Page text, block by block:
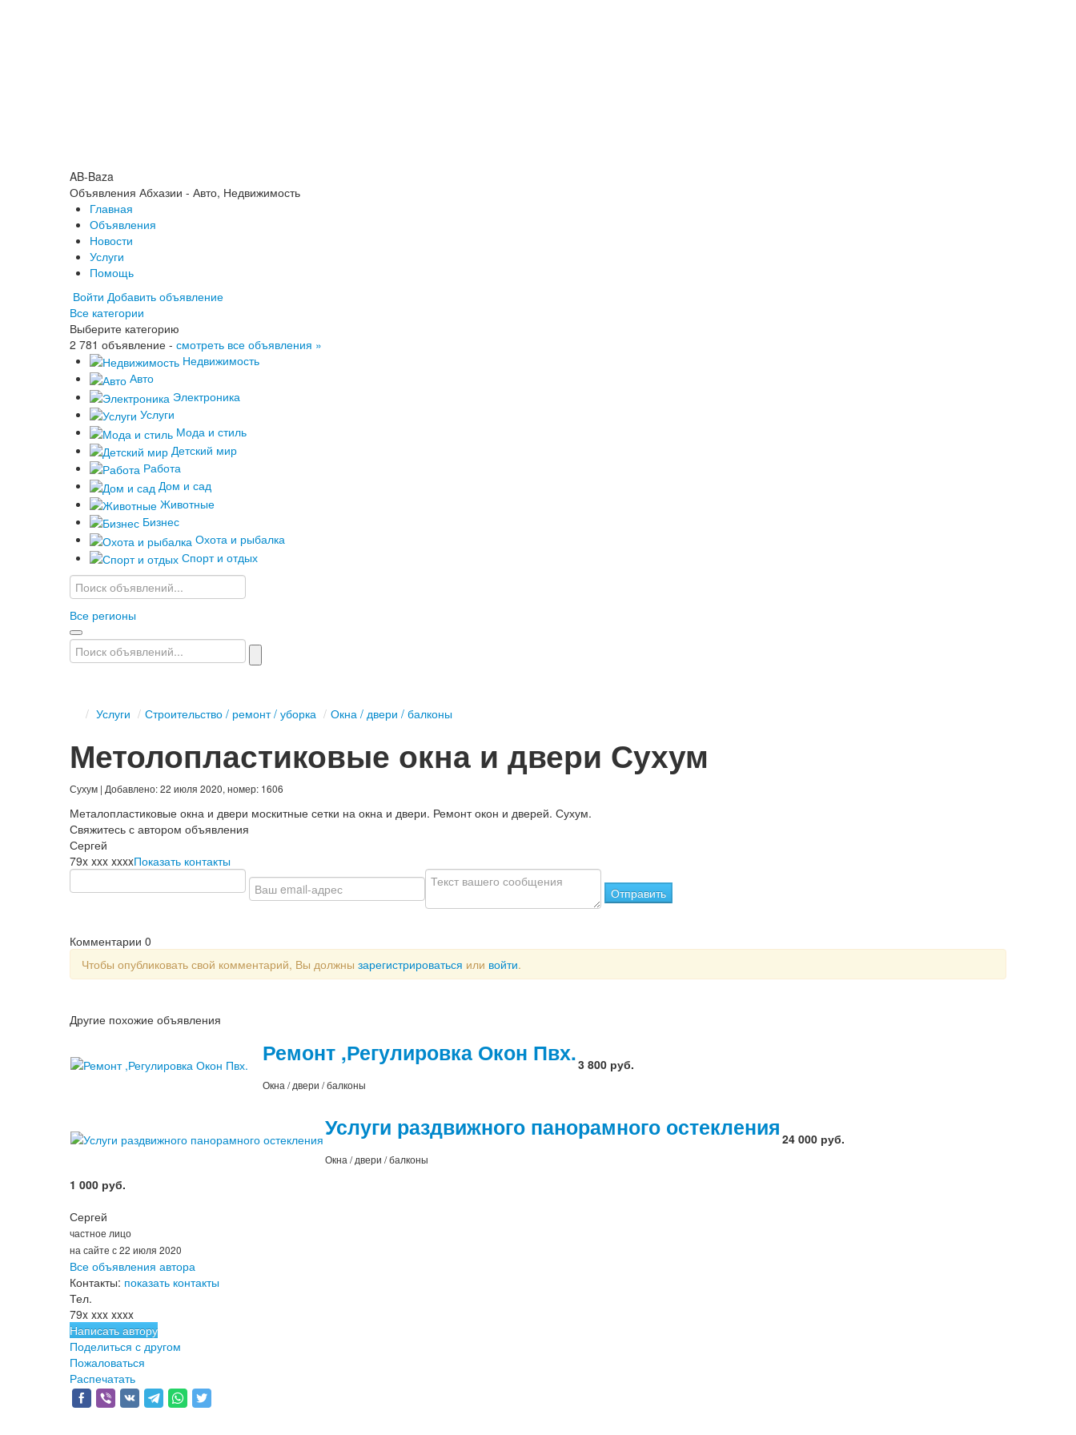
AB-Baza
Объявления Абхазии - Авто, Недвижимость
Главная
Объявления
Новости
Услуги
Помощь
Войти Добавить объявление
Все категории
Выберите категорию
2 781 объявление - смотреть все объявления »
Недвижимость
Авто
Электроника
Услуги
Мода и стиль
Детский мир
Работа
Дом и сад
Животные
Бизнес
Охота и рыбалка
Спорт и отдых
Все регионы
/ Услуги / Строительство / ремонт / уборка / Окна / двери / балконы
Метолопластиковые окна и двери Сухум
Сухум | Добавлено: 22 июля 2020, номер: 1606
Металопластиковые окна и двери москитные сетки на окна и двери. Ремонт окон и дверей. Сухум.
Свяжитесь с автором объявления
Сергей
79x xxx xxxxПоказать контакты
Отправить
Комментарии 0
Чтобы опубликовать свой комментарий, Вы должны зарегистрироваться или войти.
Другие похожие объявления
Ремонт ,Регулировка Окон Пвх.
Окна / двери / балконы
3 800 руб.
Услуги раздвижного панорамного остекления
Окна / двери / балконы
24 000 руб.
1 000 руб.
Сергей
частное лицо
на сайте с 22 июля 2020
Все объявления автора
Контакты: показать контакты
Тел.
79x xxx xxxx
Написать автору
Поделиться с другом
Пожаловаться
Распечатать